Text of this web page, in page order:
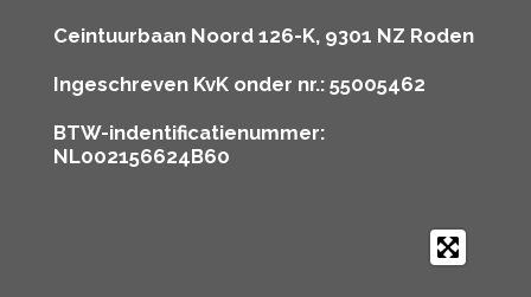
Ceintuurbaan Noord 126-K, 9301 NZ Roden
Ingeschreven KvK onder nr.: 55005462
BTW-indentificatienummer:
NL002156624B60